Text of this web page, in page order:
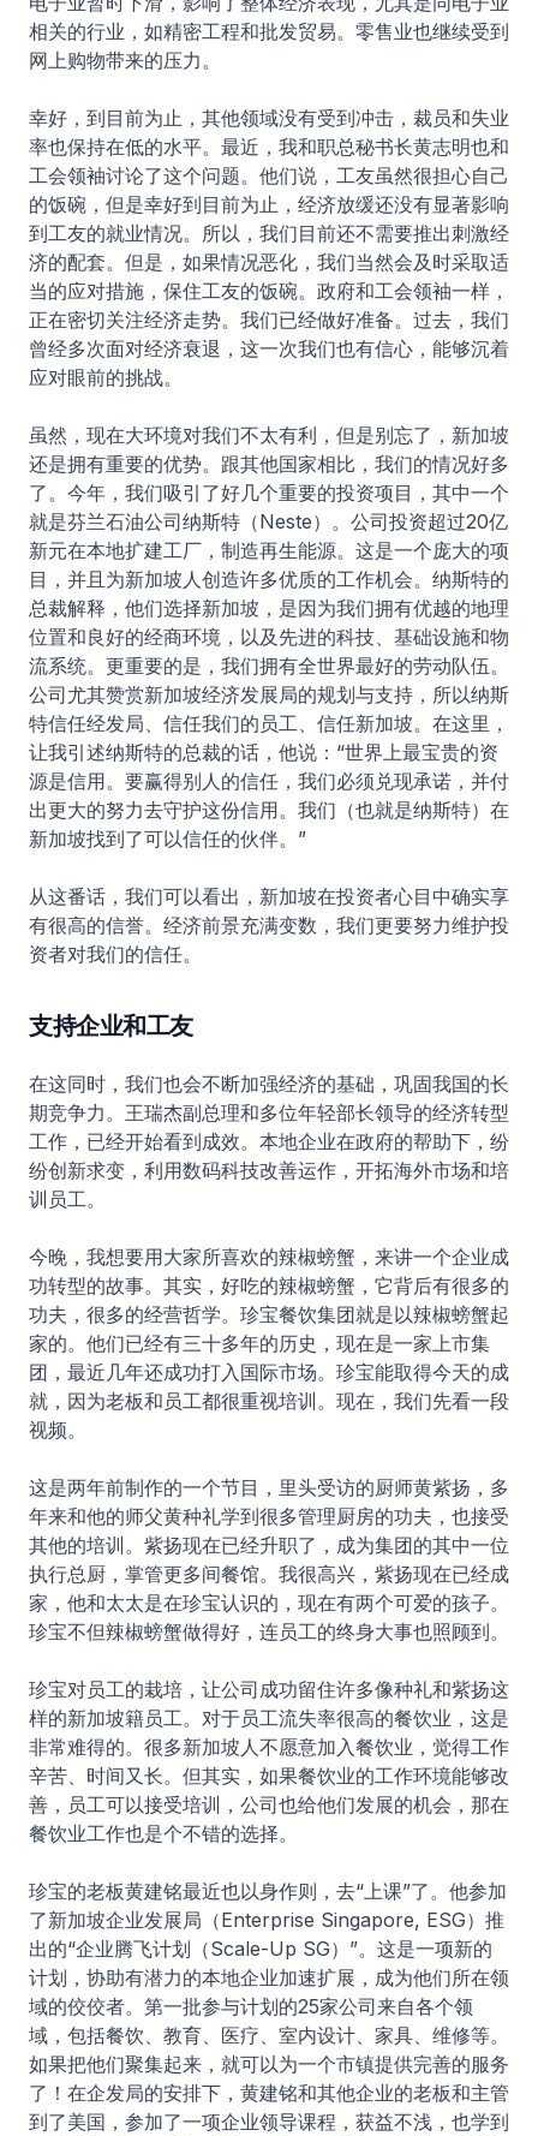
相关的行业，如精密工程和批发贸易。零售业也继续受到
网上购物带来的压力。
幸好，到目前为止，其他领域没有受到冲击，裁员和失业
率也保持在低的水平。最近，我和职总秘书长黄志明也和
工会领袖讨论了这个问题。他们说，工友虽然很担心自己
的饭碗，但是幸好到目前为止，经济放缓还没有显著影响
到工友的就业情况。所以，我们目前还不需要推出刺激经
济的配套。但是，如果情况恶化，我们当然会及时采取适
当的应对措施，保住工友的饭碗。政府和工会领袖一样，
正在密切关注经济走势。我们已经做好准备。过去，我们
曾经多次面对经济衰退，这一次我们也有信心，能够沉着
应对眼前的挑战。
虽然，现在大环境对我们不太有利，但是别忘了，新加坡
还是拥有重要的优势。跟其他国家相比，我们的情况好多
了。今年，我们吸引了好几个重要的投资项目，其中一个
就是芬兰石油公司纳斯特（Neste）。公司投资超过20亿
新元在本地扩建工厂，制造再生能源。这是一个庞大的项
目，并且为新加坡人创造许多优质的工作机会。纳斯特的
总裁解释，他们选择新加坡，是因为我们拥有优越的地理
位置和良好的经商环境，以及先进的科技、基础设施和物
流系统。更重要的是，我们拥有全世界最好的劳动队伍。
公司尤其赞赏新加坡经济发展局的规划与支持，所以纳斯
特信任经发局、信任我们的员工、信任新加坡。在这里，
让我引述纳斯特的总裁的话，他说：“世界上最宝贵的资
源是信用。要赢得别人的信任，我们必须兑现承诺，并付
出更大的努力去守护这份信用。我们（也就是纳斯特）在
新加坡找到了可以信任的伙伴。”
从这番话，我们可以看出，新加坡在投资者心目中确实享
有很高的信誉。经济前景充满变数，我们更要努力维护投
资者对我们的信任。
支持企业和工友
在这同时，我们也会不断加强经济的基础，巩固我国的长
期竞争力。王瑞杰副总理和多位年轻部长领导的经济转型
工作，已经开始看到成效。本地企业在政府的帮助下，纷
纷创新求变，利用数码科技改善运作，开拓海外市场和培
训员工。
今晚，我想要用大家所喜欢的辣椒螃蟹，来讲一个企业成
功转型的故事。其实，好吃的辣椒螃蟹，它背后有很多的
功夫，很多的经营哲学。珍宝餐饮集团就是以辣椒螃蟹起
家的。他们已经有三十多年的历史，现在是一家上市集
团，最近几年还成功打入国际市场。珍宝能取得今天的成
就，因为老板和员工都很重视培训。现在，我们先看一段
视频。
这是两年前制作的一个节目，里头受访的厨师黄紫扬，多
年来和他的师父黄种礼学到很多管理厨房的功夫，也接受
其他的培训。紫扬现在已经升职了，成为集团的其中一位
执行总厨，掌管更多间餐馆。我很高兴，紫扬现在已经成
家，他和太太是在珍宝认识的，现在有两个可爱的孩子。
珍宝不但辣椒螃蟹做得好，连员工的终身大事也照顾到。
珍宝对员工的栽培，让公司成功留住许多像种礼和紫扬这
样的新加坡籍员工。对于员工流失率很高的餐饮业，这是
非常难得的。很多新加坡人不愿意加入餐饮业，觉得工作
辛苦、时间又长。但其实，如果餐饮业的工作环境能够改
善，员工可以接受培训，公司也给他们发展的机会，那在
餐饮业工作也是个不错的选择。
珍宝的老板黄建铭最近也以身作则，去“上课”了。他参加
了新加坡企业发展局（Enterprise Singapore, ESG）推
出的“企业腾飞计划（Scale-Up SG）”。这是一项新的
计划，协助有潜力的本地企业加速扩展，成为他们所在领
域的佼佼者。第一批参与计划的25家公司来自各个领
域，包括餐饮、教育、医疗、室内设计、家具、维修等。
如果把他们聚集起来，就可以为一个市镇提供完善的服务
了！在企发局的安排下，黄建铭和其他企业的老板和主管
到了美国，参加了一项企业领导课程，获益不浅，也学到